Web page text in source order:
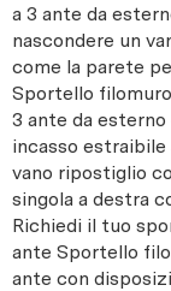
a 3 ante da
nascondere un
come la parete
Sportello
3 ante da
incasso
vano ripostiglio
singola a destra
Richiedi il tuo
ante Sportello
ante con